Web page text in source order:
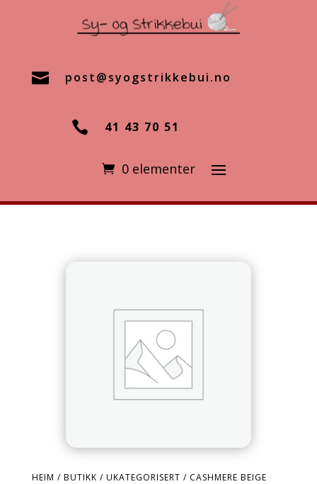
 post@syogstrikkebui.no
 41 43 70 51
0 elementer
HEIM / BUTIKK / UKATEGORISERT / CASHMERE BEIGE